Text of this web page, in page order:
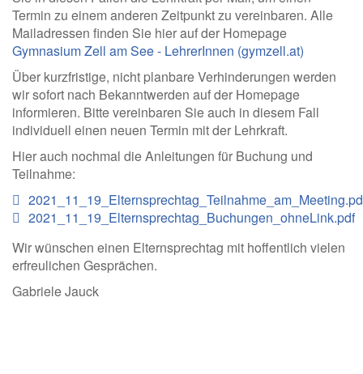
Termin zu einem anderen Zeitpunkt zu vereinbaren. Alle
Mailadressen finden Sie hier auf der Homepage
Gymnasium Zell am See - LehrerInnen (gymzell.at)
Über kurzfristige, nicht planbare Verhinderungen werden
wir sofort nach Bekanntwerden auf der Homepage
informieren. Bitte vereinbaren Sie auch in diesem Fall
individuell einen neuen Termin mit der Lehrkraft.
Hier auch nochmal die Anleitungen für Buchung und
Teilnahme:
2021_11_19_Elternsprechtag_Buchungen_ohneLink.pdf
Wir wünschen einen Elternsprechtag mit hoffentlich vielen
erfreulichen Gesprächen.
Gabriele Jauck